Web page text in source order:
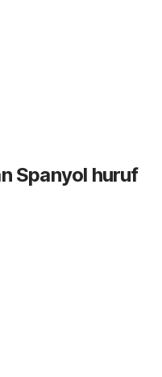
Spanyol huruf